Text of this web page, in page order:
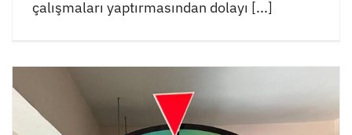
çalışmaları yaptırmasından dolayı [...]